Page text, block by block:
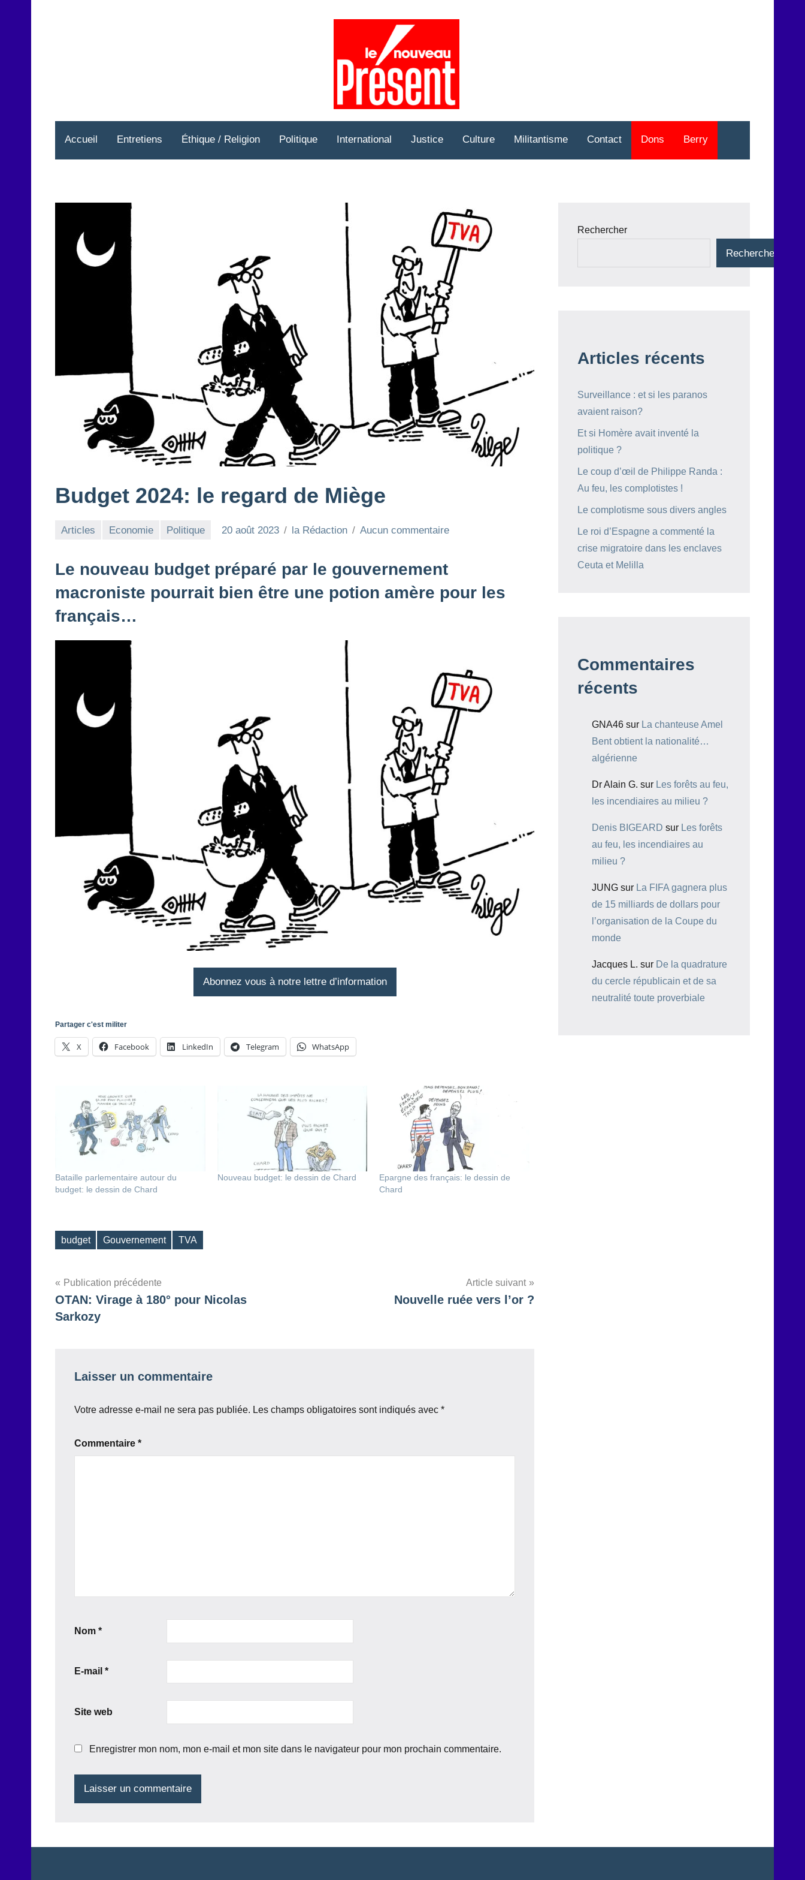
Accueil Entretiens Éthique / Religion Politique International Justice Culture Militantisme Contact Dons Berry
Budget 2024: le regard de Miège
Articles Economie Politique 20 août 2023 la Rédaction Aucun commentaire
Le nouveau budget préparé par le gouvernement
macroniste pourrait bien être une potion amère pour les
français…
Abonnez vous à notre lettre d’information
Partager c'est militer
X Facebook LinkedIn Telegram WhatsApp
Bataille parlementaire autour du
budget: le dessin de Chard
Nouveau budget: le dessin de Chard
Epargne des français: le dessin de
Chard
Étiquettes
budget Gouvernement TVA
Navigation
de
Publication précédente
OTAN: Virage à 180° pour Nicolas
Sarkozy
Article suivant
Nouvelle ruée vers l’or ?
Laisser un commentaire
Votre adresse e-mail ne sera pas publiée. Les champs obligatoires sont indiqués avec *
Commentaire *
Nom *
E-mail *
Site web
Enregistrer mon nom, mon e-mail et mon site dans le navigateur pour mon prochain commentaire.
Rechercher
Rechercher
Articles récents
Surveillance : et si les paranos
avaient raison?
Et si Homère avait inventé la
politique ?
Le coup d’œil de Philippe Randa :
Au feu, les complotistes !
Le complotisme sous divers angles
Le roi d’Espagne a commenté la
crise migratoire dans les enclaves
Ceuta et Melilla
Commentaires
récents
GNA46 sur La chanteuse Amel
Bent obtient la nationalité…
algérienne
Dr Alain G. sur Les forêts au feu,
les incendiaires au milieu ?
Denis BIGEARD sur Les forêts
au feu, les incendiaires au
milieu ?
JUNG sur La FIFA gagnera plus
de 15 milliards de dollars pour
l’organisation de la Coupe du
monde
Jacques L. sur De la quadrature
du cercle républicain et de sa
neutralité toute proverbiale